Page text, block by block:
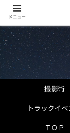
撮影術
トラックイベ
ＴＯＰ
メニュー